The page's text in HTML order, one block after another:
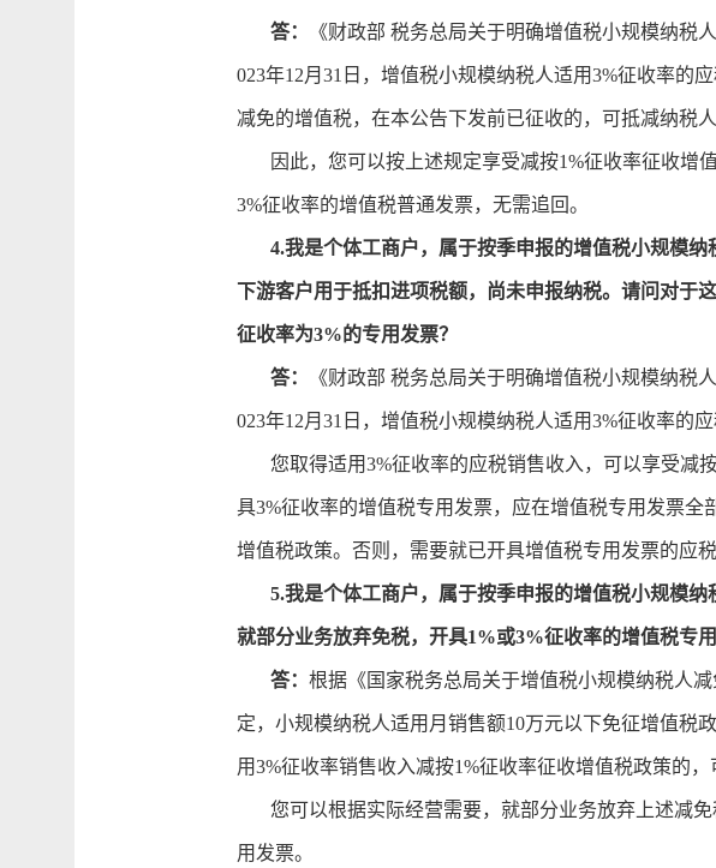
答： 《财政部 税务总局关于明确增值税小规模纳税
023年12月31日，增值税小规模纳税人适用3%征收率的
减免的增值税，在本公告下发前已征收的，可抵减纳税
因此，您可以按上述规定享受减按1%征收率征收增
3%征收率的增值税普通发票，无需追回。
4.我是个体工商户，属于按季申报的增值税小规模
下游客户用于抵扣进项税额，尚未申报纳税。请问对于
征收率为3%的专用发票？
答： 《财政部 税务总局关于明确增值税小规模纳税
023年12月31日，增值税小规模纳税人适用3%征收率的
您取得适用3%征收率的应税销售收入，可以享受减
具3%征收率的增值税专用发票，应在增值税专用发票
增值税政策。否则，需要就已开具增值税专用发票的应
5.我是个体工商户，属于按季申报的增值税小规模纳
就部分业务放弃免税，开具1%或3%征收率的增值税专用
答： 根据《国家税务总局关于增值税小规模纳税人
定，小规模纳税人适用月销售额10万元以下免征增值税
用3%征收率销售收入减按1%征收率征收增值税政策的
您可以根据实际经营需要，就部分业务放弃上述减免
用发票。